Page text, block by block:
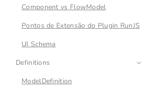
Component vs FlowModel
Pontos de Extensão do Plugin RunJS
UI Schema
Definitions
ModelDefinition